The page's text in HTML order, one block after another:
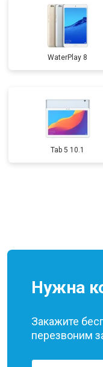
WaterPlay 8
Tab 5 10.1
Нужна
Закажите
перезвоним